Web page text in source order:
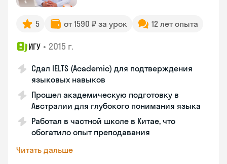
5 от 1590 ₽ за урок 12 лет опыта
ИГУ • 2015 г.
Сдал IELTS (Academic) для подтверждения
языковых навыков
Прошел академическую подготовку в
Австралии для глубокого понимания языка
Работал в частной школе в Китае, что
обогатило опыт преподавания
Читать дальше